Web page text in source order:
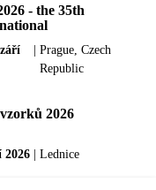
- the 35th
Prague, Czech
Republic
2026
2026 | Lednice